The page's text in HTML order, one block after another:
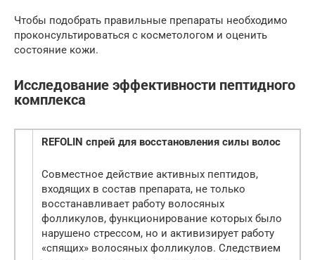
Чтобы подобрать правильные препараты необходимо
проконсультироваться с косметологом и оценить
состояние кожи.
Исследование эффективности пептидного
комплекса
REFOLIN спрей для восстановления силы волос
Совместное действие активных пептидов,
входящих в состав препарата, не только
восстанавливает работу волосяных
фолликулов, функционирование которых было
нарушено стрессом, но и активизирует работу
«спящих» волосяных фолликулов. Следствием